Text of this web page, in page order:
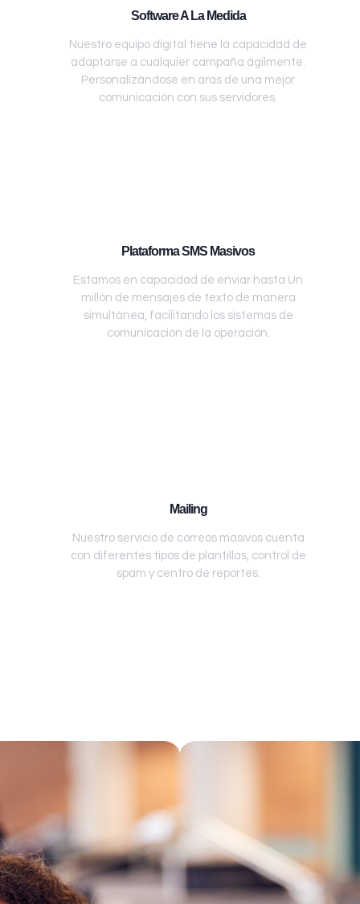
Software A La Medida
Nuestro equipo digital tiene la capacidad de
adaptarse a cualquier campaña ágilmente.
Personalizándose en aras de una mejor
comunicación con sus servidores.
Plataforma SMS Masivos
Estamos en capacidad de enviar hasta Un
millón de mensajes de texto de manera
simultánea, facilitando los sistemas de
comunicación de la operación.
Mailing
Nuestro servicio de correos masivos cuenta
con diferentes tipos de plantillas, control de
spam y centro de reportes.